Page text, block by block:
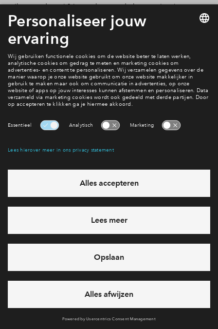
toilet er anders uit? In overleg met de leveranciers is er van
alles mogelijk. Wanneer je de sleutel krijgt van jouw nieuwe
huis, zijn de toiletten, de keuken en badkamer in ieder geval
gebruiksklaar. Of je nu kiest voor een standaard of een
Meer nieuws?
Je leest het hier
7122659
6 dagen per week beschikbaar (behalve tijdens
feestdagen)
vandaag van 10:00 - 13:00 uur
via chat en telefoon
Over BPD